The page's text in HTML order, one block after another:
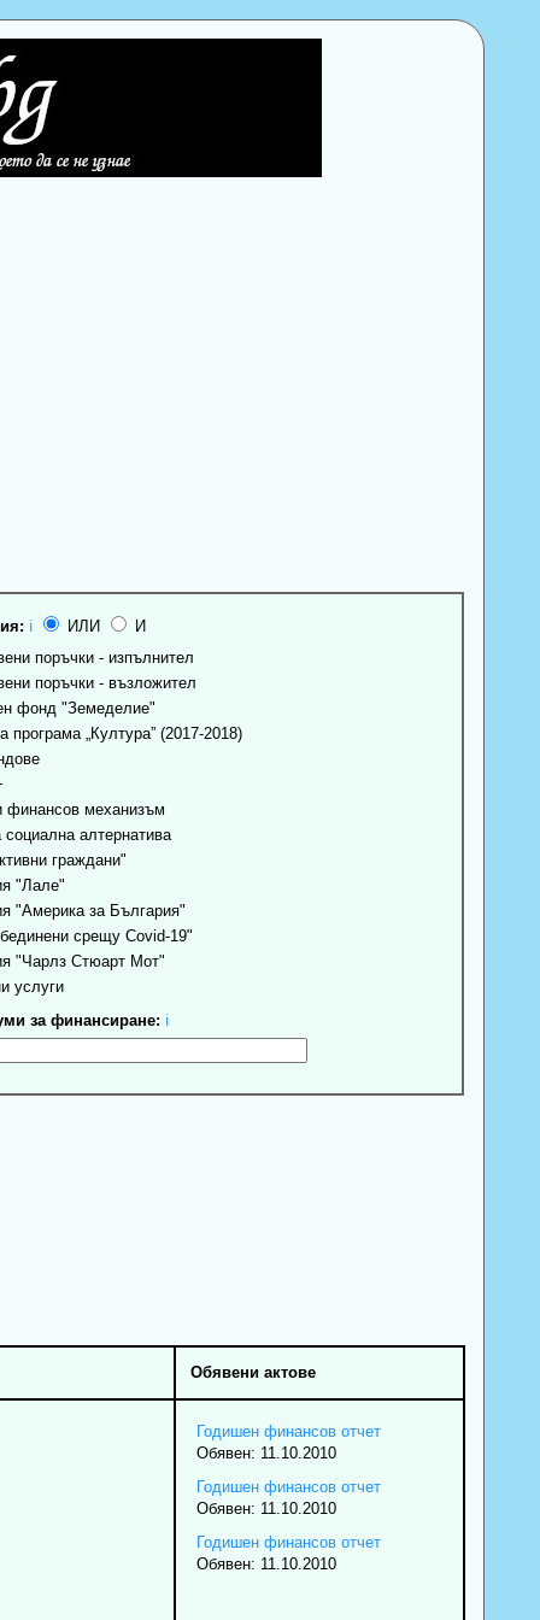
ℹ ИЛИ
И
поръчки - изпълнител
поръчки - възложител
фонд "Земеделие"
програма „Култура” (2017-2018)
финансов механизъм
социална алтернатива
граждани"
"Лале"
"Америка за България"
срещу Covid-19"
"Чарлз Стюарт Мот"
услуги
за финансиране: ℹ
Обявени актове
Годишен финансов отчет
Обявен: 11.10.2010
Годишен финансов отчет
Обявен: 11.10.2010
Годишен финансов отчет
Обявен: 11.10.2010